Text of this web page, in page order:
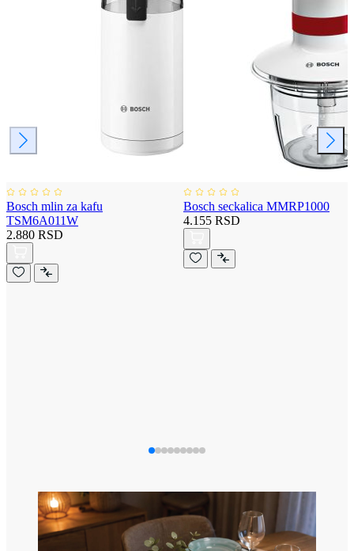
Bosch mlin za kafu
TSM6A011W
2.880 RSD
Bosch seckalica MMRP1000
4.155 RSD